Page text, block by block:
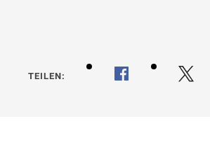
TEILEN: